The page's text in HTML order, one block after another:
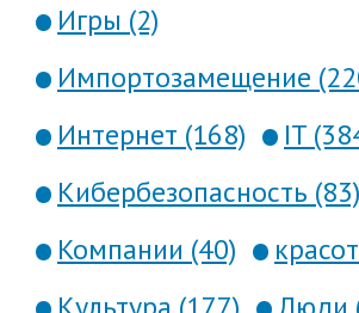
Игры (2)
Импортозамещение
Интернет (168)
IT
Кибербезопасность (83)
Компании (40)